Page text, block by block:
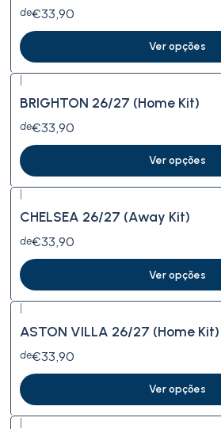
de€33,90
Ver opções
|
BRIGHTON 26/27 (Home Kit)
de€33,90
Ver opções
CHELSEA 26/27 (Away Kit)
de€33,90
Ver opções
ASTON VILLA 26/27 (Home Kit)
de€33,90
Ver opções
|